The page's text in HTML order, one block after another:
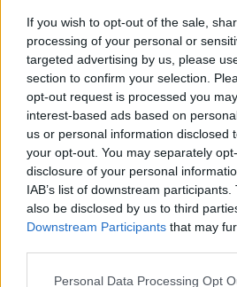
If you wish to opt-out of the sale,
processing of your personal or
targeted advertising by us, please
section to confirm your selection.
opt-out request is processed you
interest-based ads based on
us or personal information disclosed
your opt-out. You may separately
disclosure of your personal
IAB’s list of downstream
also be disclosed by us to third
Downstream Participants that may
Personal Data Processing Opt
laureati.
Per questo la Provincia ha puntato su
emergere la popolazione giovanile che
condizione NEET, al fine di aiutare i
della loro situazione e, quindi,
sviluppare le loro potenzialità ,
proprie caratteristiche e specificità da
lavoro e prevenire un loro un possibile
Le attività messe in campo con il
direzioni:ricostruzione e
professionaliacquisite al fine di
accompagnamento
,
rimotivare i giovani NEET verso un
partecipanti nella definizione di una